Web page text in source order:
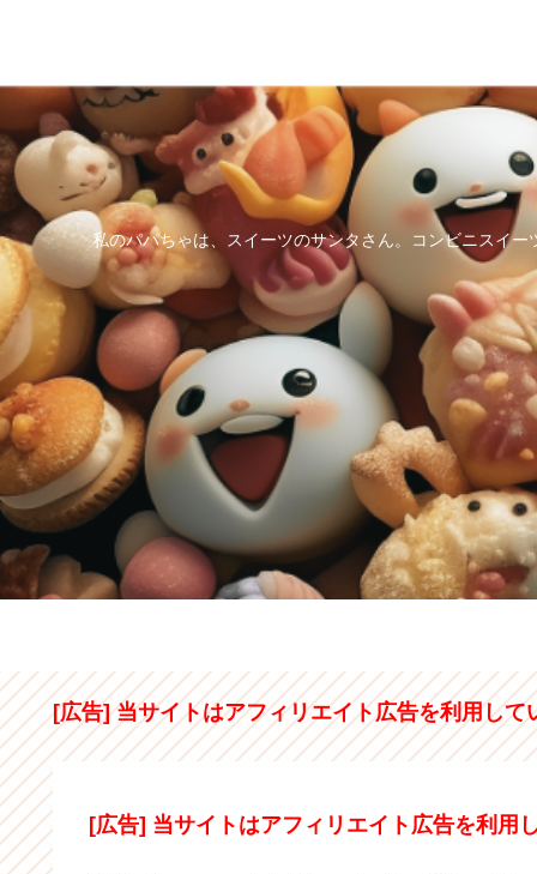
私のパパちゃは、スイーツのサンタさん。コンビニスイ
[広告] 当サイトはアフィリエイト広告を利用して
[広告] 当サイトはアフィリエイト広告を利用